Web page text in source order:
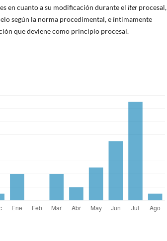
en cuanto a su modificación durante el iter procesal,
según la norma procedimental, e íntimamente
que deviene como principio procesal.